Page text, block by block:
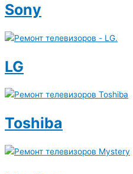
Sony
LG
Toshiba